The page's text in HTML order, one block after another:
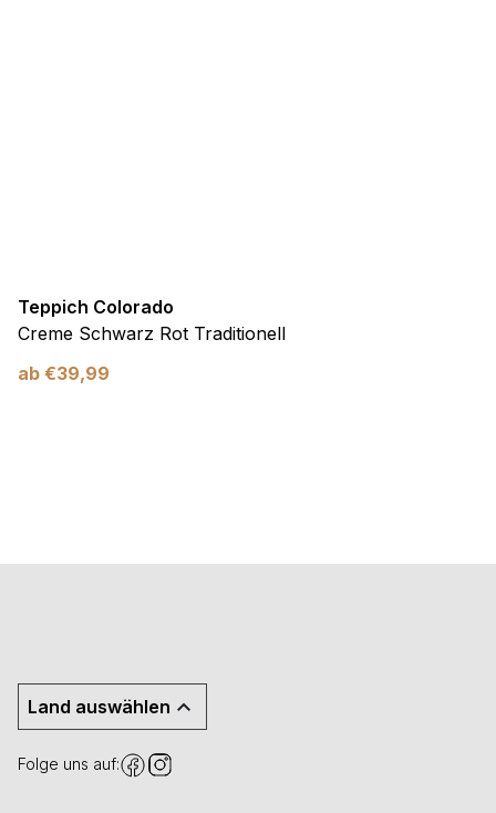
Teppich Colorado
Creme Schwarz Rot Traditionell
ab €39,99
Land auswählen
Folge uns auf: